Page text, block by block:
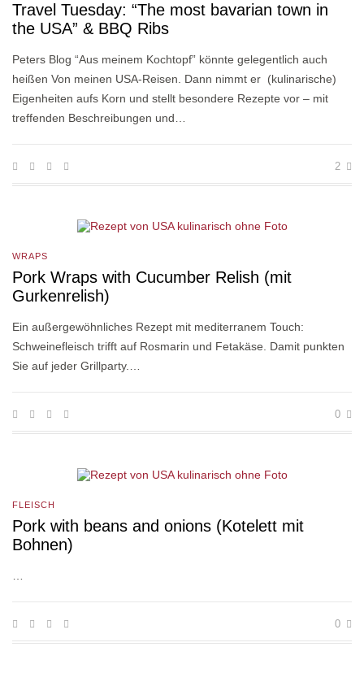
Travel Tuesday: “The most bavarian town in
the USA” & BBQ Ribs
Peters Blog “Aus meinem Kochtopf” könnte gelegentlich auch
heißen Von meinen USA-Reisen. Dann nimmt er (kulinarische)
Eigenheiten aufs Korn und stellt besondere Rezepte vor – mit
treffenden Beschreibungen und…
2
WRAPS
Pork Wraps with Cucumber Relish (mit
Gurkenrelish)
Ein außergewöhnliches Rezept mit mediterranem Touch:
Schweinefleisch trifft auf Rosmarin und Fetakäse. Damit punkten
Sie auf jeder Grillparty.…
0
FLEISCH
Pork with beans and onions (Kotelett mit
Bohnen)
0